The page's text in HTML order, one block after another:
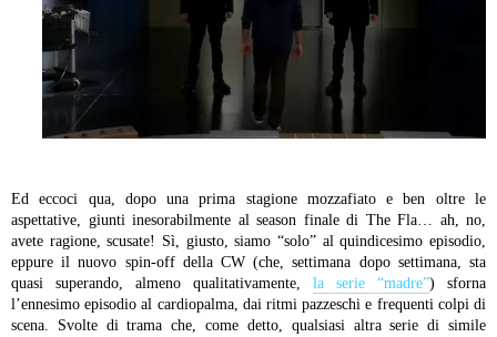
Ed eccoci qua, dopo una prima stagione mozzafiato e ben oltre le
aspettative, giunti inesorabilmente al season finale di The Fla… ah, no,
avete ragione, scusate! Sì, giusto, siamo “solo” al quindicesimo episodio,
eppure il nuovo spin-off della CW (che, settimana dopo settimana, sta
quasi superando, almeno qualitativamente, la serie “madre”) sforna
l’ennesimo episodio al cardiopalma, dai ritmi pazzeschi e frequenti colpi di
scena. Svolte di trama che, come detto, qualsiasi altra serie di simile